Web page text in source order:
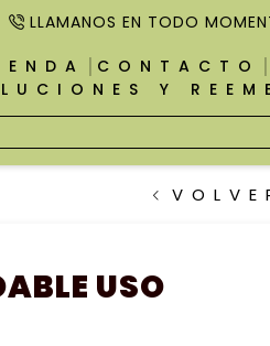
LLAMANOS EN TODO
CONTACTO
Y
USO